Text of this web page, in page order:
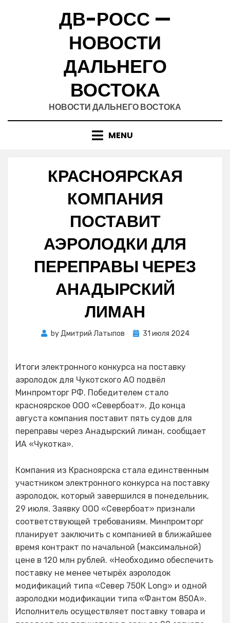
ДВ-РОСС —
НОВОСТИ
ДАЛЬНЕГО
ВОСТОКА
НОВОСТИ ДАЛЬНЕГО ВОСТОКА
MENU
КРАСНОЯРСКАЯ
КОМПАНИЯ
ПОСТАВИТ
АЭРОЛОДКИ ДЛЯ
ПЕРЕПРАВЫ ЧЕРЕЗ
АНАДЫРСКИЙ
ЛИМАН
byДмитрий Латыпов
Posted
31 июля 2024
Итоги электронного конкурса на поставку
аэролодок для Чукотского АО подвёл
Минпромторг РФ. Победителем стало
красноярское ООО «Севербоат». До конца
августа компания поставит пять судов для
переправы через Анадырский лиман, сообщает
ИА «Чукотка».
Компания из Красноярска стала единственным
участником электронного конкурса на поставку
аэролодок, который завершился в понедельник,
29 июля. Заявку ООО «Севербоат» признали
соответствующей требованиям. Минпромторг
планирует заключить с компанией в ближайшее
время контракт по начальной (максимальной)
цене в 120 млн рублей. «Необходимо обеспечить
поставку не менее четырёх аэролодок
модификаций типа «Север 750К Long» и одной
аэролодки модификации типа «Фантом 850А».
Исполнитель осуществляет поставку товара и